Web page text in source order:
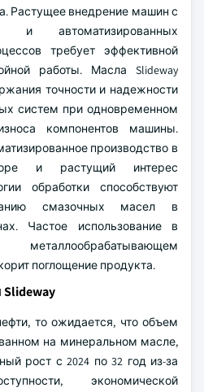
Растущее внедрение машин с
и автоматизированных
требует эффективной
работы. Масла Slideway
точности и надежности
систем при одновременном
компонентов машины.
производство в
и растущий интерес
обработки способствуют
смазочных масел в
Частое использование в
поглощение продукта.
то ожидается, что объем
на минеральном масле,
рост с 2024 по 32 год из-за
экономической